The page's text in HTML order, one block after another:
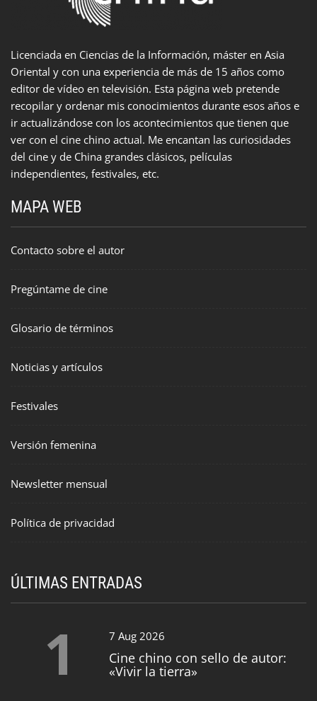
Licenciada en Ciencias de la Información, máster en Asia
Oriental y con una experiencia de más de 15 años como
editor de vídeo en televisión. Esta página web pretende
recopilar y ordenar mis conocimientos durante esos años e
ir actualizándose con los acontecimientos que tienen que
ver con el cine chino actual. Me encantan las curiosidades
del cine y de China grandes clásicos, películas
independientes, festivales, etc.
MAPA WEB
Contacto sobre el autor
Pregúntame de cine
Glosario de términos
Noticias y artículos
Festivales
Versión femenina
Newsletter mensual
Política de privacidad
ÚLTIMAS ENTRADAS
1 7 Aug 2026
Cine chino con sello de autor:
«Vivir la tierra»